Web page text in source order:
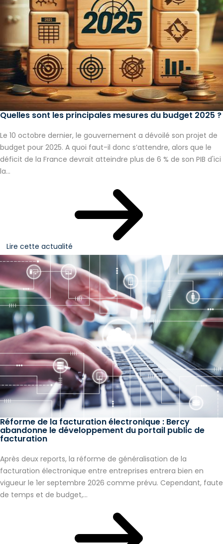
Quelles sont les principales mesures du budget 2025 ?
Le 10 octobre dernier, le gouvernement a dévoilé son projet de
budget pour 2025. A quoi faut-il donc s’attendre, alors que le
déficit de la France devrait atteindre plus de 6 % de son PIB d'ici
la...
Lire cette actualité
Réforme de la facturation électronique : Bercy
abandonne le développement du portail public de
facturation
Après deux reports, la réforme de généralisation de la
facturation électronique entre entreprises entrera bien en
vigueur le 1er septembre 2026 comme prévu. Cependant, faute
de temps et de budget,...